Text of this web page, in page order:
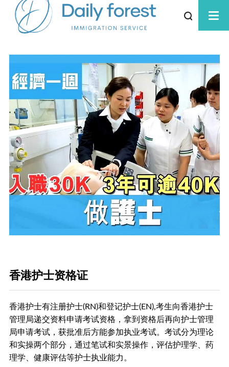
高考无忧
海外读书
劳务中介
工作签证
资质办理
简历投递
香港护士资格证
香港护士有注册护士(RN)和登记护士(EN),考生向香港护士
管理局递交资料申请考试资格，拿到资格后再向护士管理
局申请考试，获批准后方能参加执业考试。考试分为理论
和实操两个部分，通过笔试和实景操作，评估护理学、药
理学、健康评估等护士执业能力。